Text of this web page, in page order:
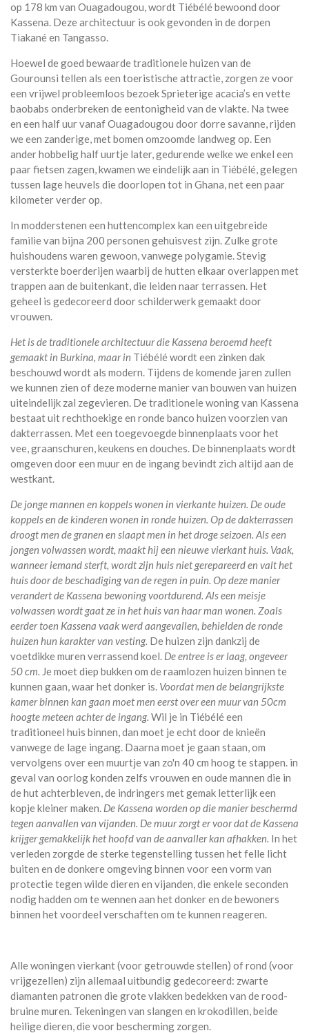
op 178 km van Ouagadougou, wordt Tiébélé bewoond door
Kassena. Deze architectuur is ook gevonden in de dorpen
Tiakané en Tangasso.
Hoewel de goed bewaarde traditionele huizen van de
Gourounsi tellen als een toeristische attractie, zorgen ze voor
een vrijwel probleemloos bezoek Sprieterige acacia’s en vette
baobabs onderbreken de eentonigheid van de vlakte. Na twee
en een half uur vanaf Ouagadougou door dorre savanne, rijden
we een zanderige, met bomen omzoomde landweg op. Een
ander hobbelig half uurtje later, gedurende welke we enkel een
paar fietsen zagen, kwamen we eindelijk aan in Tiébélé, gelegen
tussen lage heuvels die doorlopen tot in Ghana, net een paar
kilometer verder op.
In modderstenen een huttencomplex kan een uitgebreide
familie van bijna 200 personen gehuisvest zijn. Zulke grote
huishoudens waren gewoon, vanwege polygamie. Stevig
versterkte boerderijen waarbij de hutten elkaar overlappen met
trappen aan de buitenkant, die leiden naar terrassen. Het
geheel is gedecoreerd door schilderwerk gemaakt door
vrouwen.
Het is de traditionele architectuur die Kassena beroemd heeft
gemaakt in Burkina, maar in Tiébélé wordt een zinken dak
beschouwd wordt als modern. Tijdens de komende jaren zullen
we kunnen zien of deze moderne manier van bouwen van huizen
uiteindelijk zal zegevieren. De traditionele woning van Kassena
bestaat uit rechthoekige en ronde banco huizen voorzien van
dakterrassen. Met een toegevoegde binnenplaats voor het
vee, graanschuren, keukens en douches. De binnenplaats wordt
omgeven door een muur en de ingang bevindt zich altijd aan de
westkant.
De jonge mannen en koppels wonen in vierkante huizen. De oude
koppels en de kinderen wonen in ronde huizen. Op de dakterrassen
droogt men de granen en slaapt men in het droge seizoen. Als een
jongen volwassen wordt, maakt hij een nieuwe vierkant huis. Vaak,
wanneer iemand sterft, wordt zijn huis niet gerepareerd en valt het
huis door de beschadiging van de regen in puin. Op deze manier
verandert de Kassena bewoning voortdurend. Als een meisje
volwassen wordt gaat ze in het huis van haar man wonen. Zoals
eerder toen Kassena vaak werd aangevallen, behielden de ronde
huizen hun karakter van vesting. De huizen zijn dankzij de
voetdikke muren verrassend koel. De entree is er laag, ongeveer
50 cm. Je moet diep bukken om de raamlozen huizen binnen te
kunnen gaan, waar het donker is. Voordat men de belangrijkste
kamer binnen kan gaan moet men eerst over een muur van 50cm
hoogte meteen achter de ingang. Wil je in Tiébélé een
traditioneel huis binnen, dan moet je echt door de knieën
vanwege de lage ingang. Daarna moet je gaan staan, om
vervolgens over een muurtje van zo'n 40 cm hoog te stappen. in
geval van oorlog konden zelfs vrouwen en oude mannen die in
de hut achterbleven, de indringers met gemak letterlijk een
kopje kleiner maken. De Kassena worden op die manier beschermd
tegen aanvallen van vijanden. De muur zorgt er voor dat de Kassena
krijger gemakkelijk het hoofd van de aanvaller kan afhakken. In het
verleden zorgde de sterke tegenstelling tussen het felle licht
buiten en de donkere omgeving binnen voor een vorm van
protectie tegen wilde dieren en vijanden, die enkele seconden
nodig hadden om te wennen aan het donker en de bewoners
binnen het voordeel verschaften om te kunnen reageren.
Alle woningen vierkant (voor getrouwde stellen) of rond (voor
vrijgezellen) zijn allemaal uitbundig gedecoreerd: zwarte
diamanten patronen die grote vlakken bedekken van de rood-
bruine muren. Tekeningen van slangen en krokodillen, beide
heilige dieren, die voor bescherming zorgen.